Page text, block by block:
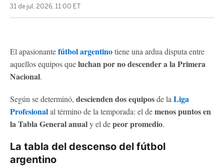
31 de jul, 2026, 11:00 ET
El apasionantefútbol argentinotiene una ardua disputa entre
aquellos equipos queluchan por no descender a la Primera
Nacional.
Según se determinó, descienden dos equiposde la Liga
Profesionalal término de la temporada: el demenos puntos en
la Tabla General anualy el depeor promedio.
La tabla del descenso del fútbol
argentino